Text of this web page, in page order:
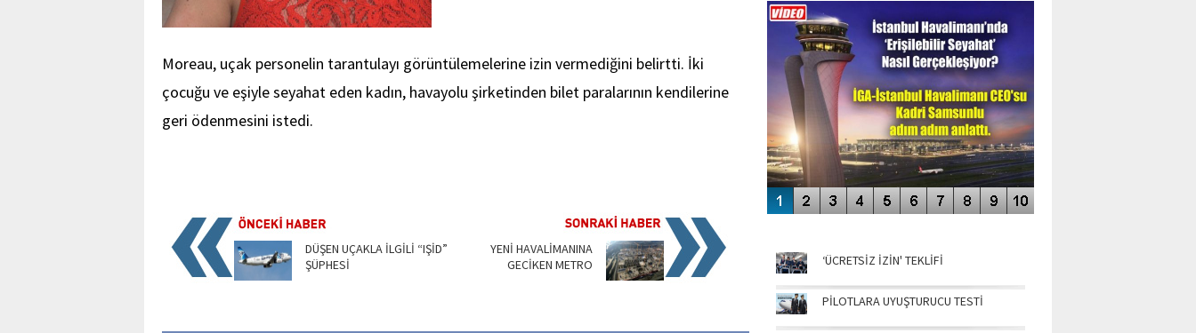
Moreau, uçak personelin tarantulayı görüntülemelerine izin vermediğini belirtti. İki
çocuğu ve eşiyle seyahat eden kadın, havayolu şirketinden bilet paralarının kendilerine
geri ödenmesini istedi.
DÜŞEN UÇAKLA İLGİLİ “IŞİD”
ŞÜPHESİ
YENİ HAVALİMANINA
GECİKEN METRO
ENGELLERİN AŞILDIĞI HAVALİMANI
‘ÜCRETSİZ İZİN' TEKLİFİ
PİLOTLARA UYUŞTURUCU TESTİ